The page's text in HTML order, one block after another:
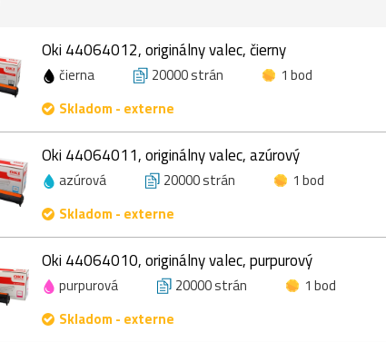
Oki 44064012, originálny valec, čierny
čierna 20000 strán
1 bod
Skladom - externe
Oki 44064011, originálny valec, azúrový
azúrová 20000 strán
1 bod
Skladom - externe
Oki 44064010, originálny valec, purpurový
purpurová 20000 strán
1 bod
Skladom - externe